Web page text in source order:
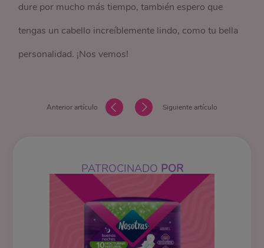
dure por mucho más tiempo, también espero que
tengas un cabello increíblemente lindo, como tu bella
personalidad. ¡Nos vemos!
Anterior artículo Siguiente artículo
PATROCINADO POR